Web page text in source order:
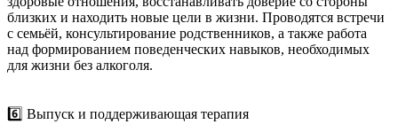
близких и находить новые цели в жизни. Проводятся встречи
с семьёй, консультирование родственников, а также работа
над формированием поведенческих навыков, необходимых
для жизни без алкоголя.
6️⃣ Выпуск и поддерживающая терапия